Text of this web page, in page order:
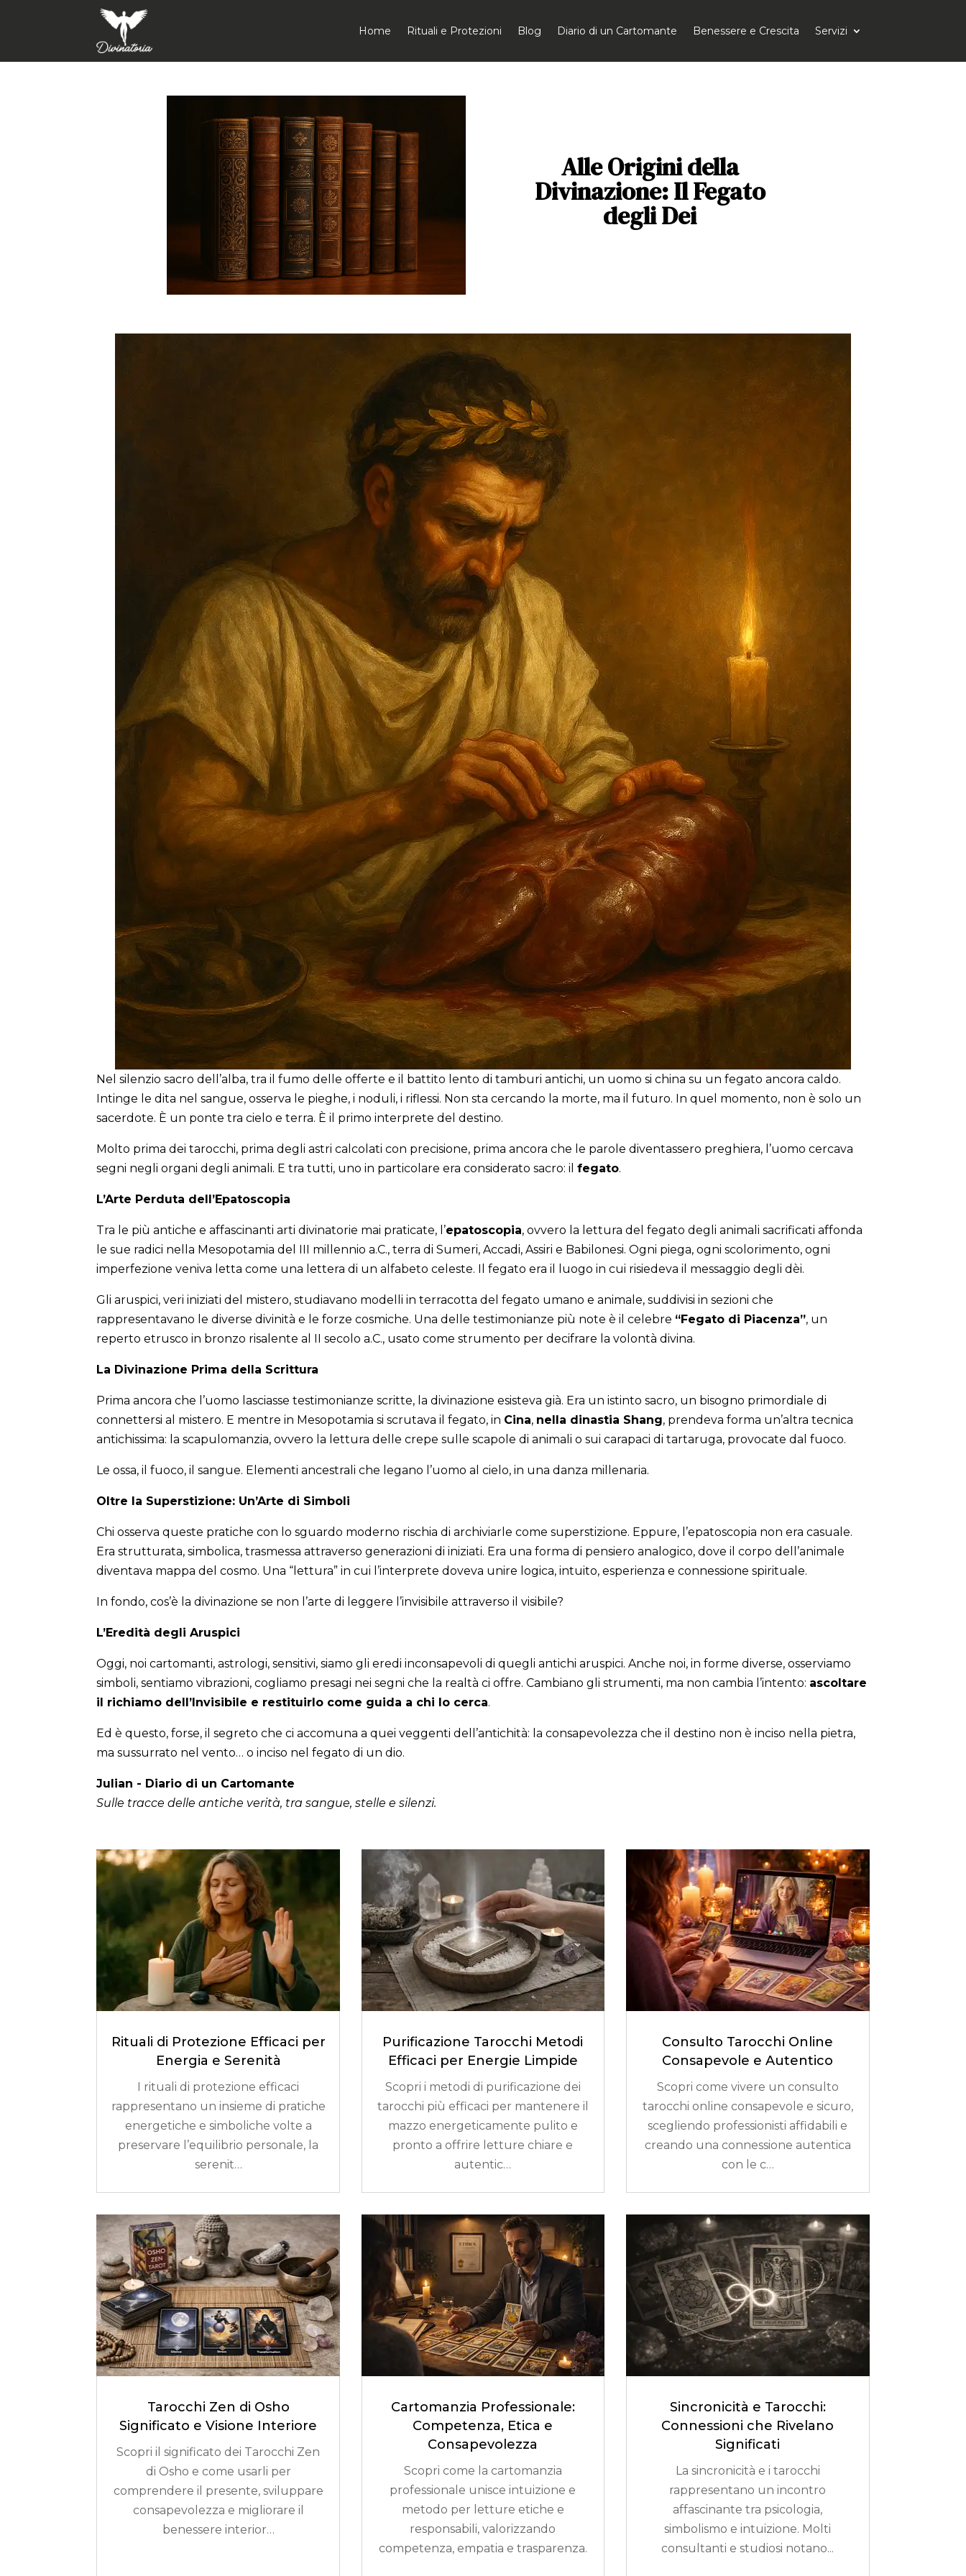
Home Rituali e Protezioni Blog Diario di un Cartomante Benessere e Crescita Servizi
Alle Origini della
Divinazione: Il Fegato
degli Dei
Nel silenzio sacro dell’alba, tra il fumo delle offerte e il battito lento di tamburi antichi, un uomo si china su un fegato ancora caldo.
Intinge le dita nel sangue, osserva le pieghe, i noduli, i riflessi. Non sta cercando la morte, ma il futuro. In quel momento, non è solo un
sacerdote. È un ponte tra cielo e terra. È il primo interprete del destino.
Molto prima dei tarocchi, prima degli astri calcolati con precisione, prima ancora che le parole diventassero preghiera, l’uomo cercava
segni negli organi degli animali. E tra tutti, uno in particolare era considerato sacro: ilfegato.
L’Arte Perduta dell’Epatoscopia
Tra le più antiche e affascinanti arti divinatorie mai praticate, l’epatoscopia, ovvero la lettura del fegato degli animali sacrificati affonda
le sue radici nella Mesopotamia del III millennio a.C., terra di Sumeri, Accadi, Assiri e Babilonesi. Ogni piega, ogni scolorimento, ogni
imperfezione veniva letta come una lettera di un alfabeto celeste. Il fegato era il luogo in cui risiedeva il messaggio degli dèi.
Gli aruspici, veri iniziati del mistero, studiavano modelli in terracotta del fegato umano e animale, suddivisi in sezioni che
rappresentavano le diverse divinità e le forze cosmiche. Una delle testimonianze più note è il celebre “Fegato di Piacenza”, un
reperto etrusco in bronzo risalente al II secolo a.C., usato come strumento per decifrare la volontà divina.
La Divinazione Prima della Scrittura
Prima ancora che l’uomo lasciasse testimonianze scritte, la divinazione esisteva già. Era un istinto sacro, un bisogno primordiale di
connettersi al mistero. E mentre in Mesopotamia si scrutava il fegato, in Cina, nella dinastia Shang, prendeva forma un’altra tecnica
antichissima: la scapulomanzia, ovvero la lettura delle crepe sulle scapole di animali o sui carapaci di tartaruga, provocate dal fuoco.
Le ossa, il fuoco, il sangue. Elementi ancestrali che legano l’uomo al cielo, in una danza millenaria.
Oltre la Superstizione: Un’Arte di Simboli
Chi osserva queste pratiche con lo sguardo moderno rischia di archiviarle come superstizione. Eppure, l’epatoscopia non era casuale.
Era strutturata, simbolica, trasmessa attraverso generazioni di iniziati. Era una forma di pensiero analogico, dove il corpo dell’animale
diventava mappa del cosmo. Una “lettura” in cui l’interprete doveva unire logica, intuito, esperienza e connessione spirituale.
In fondo, cos’è la divinazione se non l’arte di leggere l’invisibile attraverso il visibile?
L’Eredità degli Aruspici
Oggi, noi cartomanti, astrologi, sensitivi, siamo gli eredi inconsapevoli di quegli antichi aruspici. Anche noi, in forme diverse, osserviamo
simboli, sentiamo vibrazioni, cogliamo presagi nei segni che la realtà ci offre. Cambiano gli strumenti, ma non cambia l’intento: ascoltare
il richiamo dell’Invisibile e restituirlo come guida a chi lo cerca.
Ed è questo, forse, il segreto che ci accomuna a quei veggenti dell’antichità: la consapevolezza che il destino non è inciso nella pietra,
ma sussurrato nel vento… o inciso nel fegato di un dio.
Julian - Diario di un Cartomante
Sulle tracce delle antiche verità, tra sangue, stelle e silenzi.
Rituali di Protezione Efficaci per
Energia e Serenità
I rituali di protezione efficaci
rappresentano un insieme di pratiche
energetiche e simboliche volte a
preservare l’equilibrio personale, la
serenit…
Purificazione Tarocchi Metodi
Efficaci per Energie Limpide
Scopri i metodi di purificazione dei
tarocchi più efficaci per mantenere il
mazzo energeticamente pulito e
pronto a offrire letture chiare e
autentic…
Consulto Tarocchi Online
Consapevole e Autentico
Scopri come vivere un consulto
tarocchi online consapevole e sicuro,
scegliendo professionisti affidabili e
creando una connessione autentica
con le c…
Tarocchi Zen di Osho
Significato e Visione Interiore
Scopri il significato dei Tarocchi Zen
di Osho e come usarli per
comprendere il presente, sviluppare
consapevolezza e migliorare il
benessere interior…
Cartomanzia Professionale:
Competenza, Etica e
Consapevolezza
Scopri come la cartomanzia
professionale unisce intuizione e
metodo per letture etiche e
responsabili, valorizzando
competenza, empatia e trasparenza.
Sincronicità e Tarocchi:
Connessioni che Rivelano
Significati
La sincronicità e i tarocchi
rappresentano un incontro
affascinante tra psicologia,
simbolismo e intuizione. Molti
consultanti e studiosi notano...